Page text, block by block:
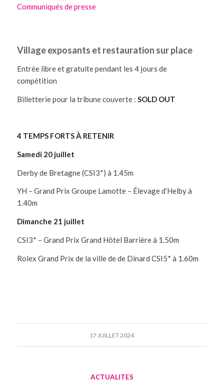
Communiqués de presse
Village exposants et restauration sur place
Entrée libre et gratuite pendant les 4 jours de
compétition
Billetterie pour la tribune couverte : SOLD OUT
4 TEMPS FORTS À RETENIR
Samedi 20 juillet
Derby de Bretagne (CSI3*) à 1.45m
YH – Grand Prix Groupe Lamotte – Élevage d’Helby à
1.40m
Dimanche 21 juillet
CSI3* – Grand Prix Grand Hôtel Barrière à 1.50m
Rolex Grand Prix de la ville de de Dinard CSI5* à 1.60m
17 JUILLET 2024
ACTUALITES